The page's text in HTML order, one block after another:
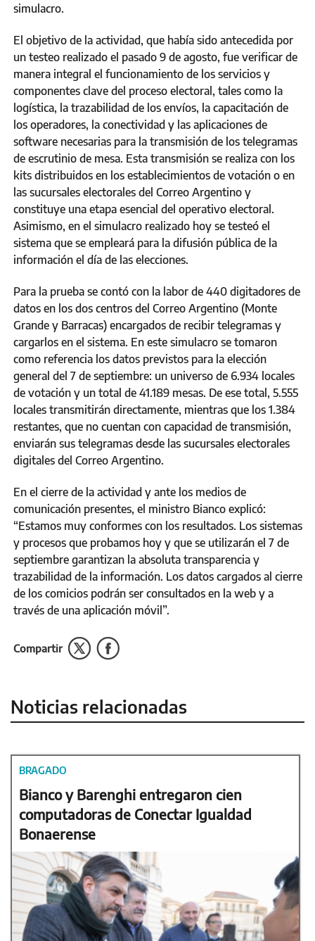
simulacro.
El objetivo de la actividad, que había sido antecedida por
un testeo realizado el pasado 9 de agosto, fue verificar de
manera integral el funcionamiento de los servicios y
componentes clave del proceso electoral, tales como la
logística, la trazabilidad de los envíos, la capacitación de
los operadores, la conectividad y las aplicaciones de
software necesarias para la transmisión de los telegramas
de escrutinio de mesa. Esta transmisión se realiza con los
kits distribuidos en los establecimientos de votación o en
las sucursales electorales del Correo Argentino y
constituye una etapa esencial del operativo electoral.
Asimismo, en el simulacro realizado hoy se testeó el
sistema que se empleará para la difusión pública de la
información el día de las elecciones.
Para la prueba se contó con la labor de 440 digitadores de
datos en los dos centros del Correo Argentino (Monte
Grande y Barracas) encargados de recibir telegramas y
cargarlos en el sistema. En este simulacro se tomaron
como referencia los datos previstos para la elección
general del 7 de septiembre: un universo de 6.934 locales
de votación y un total de 41.189 mesas. De ese total, 5.555
locales transmitirán directamente, mientras que los 1.384
restantes, que no cuentan con capacidad de transmisión,
enviarán sus telegramas desde las sucursales electorales
digitales del Correo Argentino.
En el cierre de la actividad y ante los medios de
comunicación presentes, el ministro Bianco explicó:
“Estamos muy conformes con los resultados. Los sistemas
y procesos que probamos hoy y que se utilizarán el 7 de
septiembre garantizan la absoluta transparencia y
trazabilidad de la información. Los datos cargados al cierre
de los comicios podrán ser consultados en la web y a
través de una aplicación móvil”.
Compartir
Noticias relacionadas
BRAGADO
Bianco y Barenghi entregaron cien
computadoras de Conectar Igualdad
Bonaerense